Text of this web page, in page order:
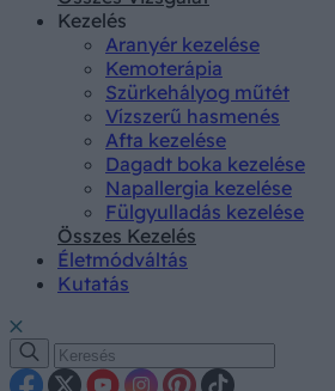
Kezelés
Aranyér kezelése
Kemoterápia
Szürkehályog műtét
Vízszerű hasmenés
Afta kezelése
Dagadt boka kezelése
Napallergia kezelése
Fülgyulladás kezelése
Összes Kezelés
Életmódváltás
Kutatás